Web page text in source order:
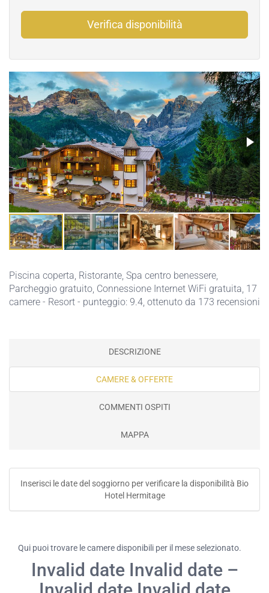
Verifica disponibilità
Piscina coperta, Ristorante, Spa centro benessere,
Parcheggio gratuito, Connessione Internet WiFi gratuita, 17
camere - Resort - punteggio: 9.4, ottenuto da 173 recensioni
DESCRIZIONE
CAMERE & OFFERTE
COMMENTI OSPITI
MAPPA
Inserisci le date del soggiorno per verificare la disponibilità Bio
Hotel Hermitage
Qui puoi trovare le camere disponibili per il mese selezionato.
Invalid date Invalid date –